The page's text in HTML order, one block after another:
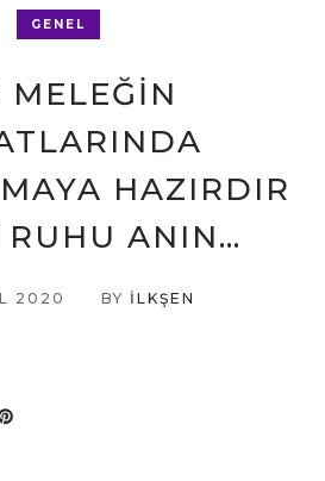
GENEL
MELEĞIN
HAZIRDIR
RUHU ANIN…
2020 BY İLKŞEN